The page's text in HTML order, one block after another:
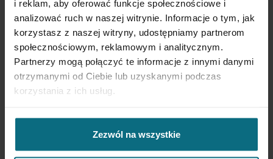
i reklam, aby oferować funkcje społecznościowe i
analizować ruch w naszej witrynie. Informacje o tym, jak
korzystasz z naszej witryny, udostępniamy partnerom
społecznościowym, reklamowym i analitycznym.
Partnerzy mogą połączyć te informacje z innymi danymi
otrzymanymi od Ciebie lub uzyskanymi podczas
korzystania z ich usług.
Zezwól na wszystkie
Ikona święty
Eliasz, XIX/XX w.
4 000 zł
Ikona ze
zgromadzeniem
świętych, 1850-
1880
4 400 zł